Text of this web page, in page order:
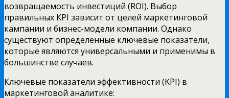
возвращаемость инвестиций (ROI). Выбор
правильных KPI зависит от целей маркетинговой
кампании и бизнес-модели компании. Однако
существуют определенные ключевые показатели,
которые являются универсальными и применимы в
большинстве случаев.
Ключевые показатели эффективности (KPI) в
маркетинговой аналитике: